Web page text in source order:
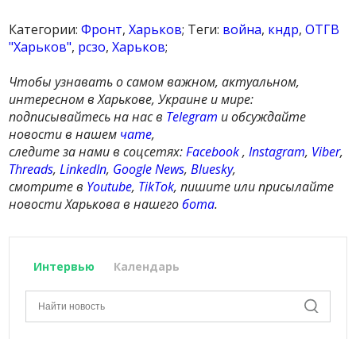
Категории:Фронт,Харьков; Теги: война, кндр,ОТГВ
"Харьков", рсзо,Харьков;
Чтобы узнавать о самом важном, актуальном,
интересном в Харькове, Украине и мире:
подписывайтесь на нас в Telegram и обсуждайте
новости в нашем чате,
следите за нами в соцсетях:Facebook,Instagram, Viber,
Threads,LinkedIn, Google News,Bluesky,
смотрите в Youtube, TikTok, пишите или присылайте
новости Харькова в нашегобота.
Интервью Календарь